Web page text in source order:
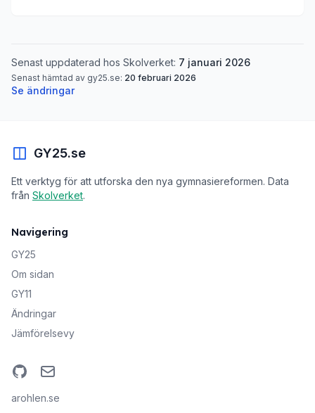
Senast uppdaterad hos Skolverket: 7 januari 2026
Senast hämtad av gy25.se: 20 februari 2026
Se ändringar
GY25.se
Ett verktyg för att utforska den nya gymnasiereformen. Data
från Skolverket.
Navigering
GY25
Om sidan
GY11
Ändringar
Jämförelsevy
GitHubEmail
arohlen.se